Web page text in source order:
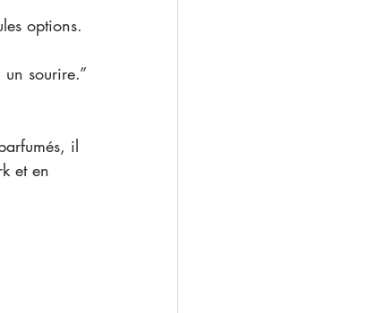
options.
sourire.”
il
et en